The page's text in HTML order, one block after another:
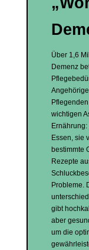
Über 1,6
Demenz
wichtigen
Essen, sie
bestimmte
Rezepte
Probleme.
gibt
aber
um die